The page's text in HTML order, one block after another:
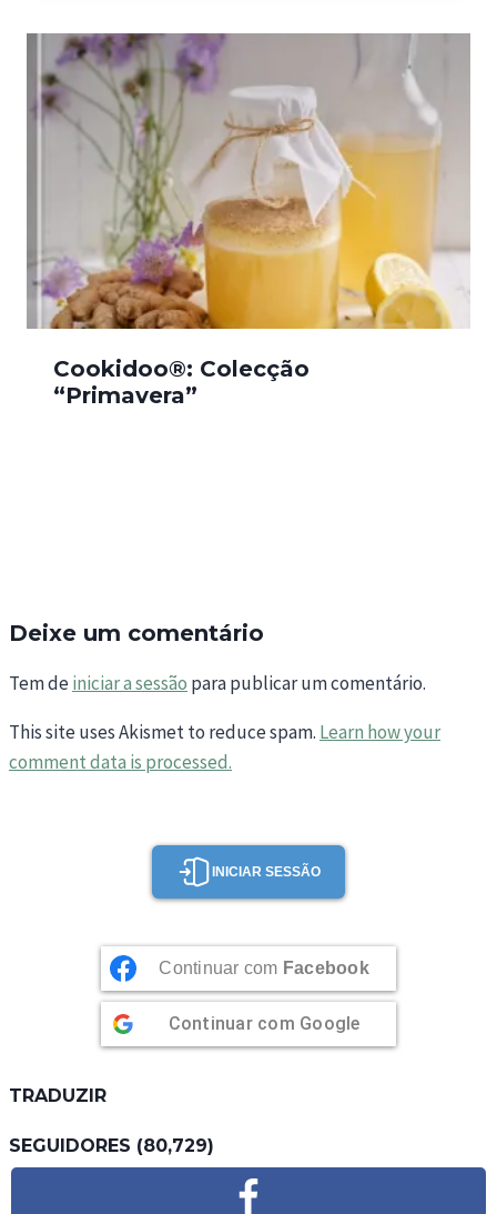
Cookidoo®: Colecção
“Primavera”
Deixe um comentário
Tem deiniciar a sessão para publicar um comentário.
This site uses Akismet to reduce spam. Learn how your
comment data is processed.
INICIAR SESSÃO
Continuar com Facebook
Continuar com Google
TRADUZIR
SEGUIDORES (80,729)